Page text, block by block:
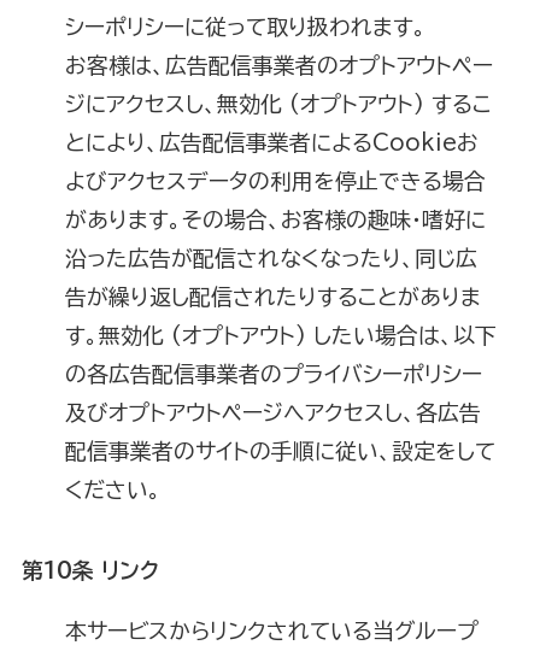
シーポリシーに従って取り扱われます。
お客様は、広告配信事業者のオプトアウトペー
ジにアクセスし、無効化 (オプトアウト) するこ
とにより、広告配信事業者によるCookieお
よびアクセスデータの利用を停止できる場合
があります。その場合、お客様の趣味・嗜好に
沿った広告が配信されなくなったり、同じ広
告が繰り返し配信されたりすることがありま
す。無効化 (オプトアウト) したい場合は、以下
の各広告配信事業者のプライバシーポリシー
及びオプトアウトページへアクセスし、各広告
配信事業者のサイトの手順に従い、設定をして
ください。
第10条 リンク
本サービスからリンクされている当グループ